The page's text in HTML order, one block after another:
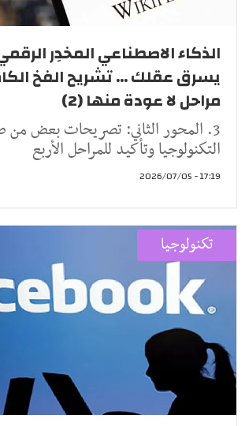
الذكاء الاصطناعي المخدِر
مراحل لا عودة منها (2)
3. المحور الثاني: تصريحات بعض من
التكنولوجيا وتأكيد للمراحل الأربع
17:19 - 2026/07/05
تكنولوجيا